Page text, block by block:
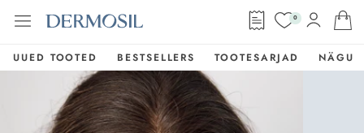
0
UUED TOOTED BESTSELLERS TOOTESARJAD NÄGU